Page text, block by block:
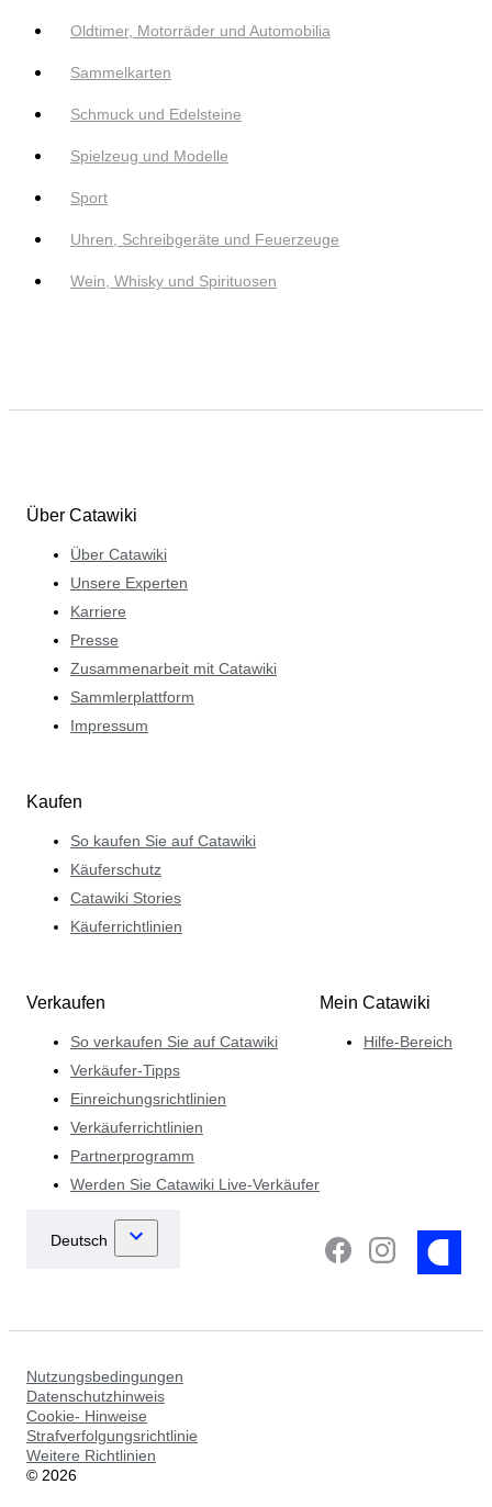
Oldtimer, Motorräder und Automobilia
Sammelkarten
Schmuck und Edelsteine
Spielzeug und Modelle
Sport
Uhren, Schreibgeräte und Feuerzeuge
Wein, Whisky und Spirituosen
Über Catawiki
Über Catawiki
Unsere Experten
Karriere
Presse
Zusammenarbeit mit Catawiki
Sammlerplattform
Impressum
Kaufen
So kaufen Sie auf Catawiki
Käuferschutz
Catawiki Stories
Käuferrichtlinien
Verkaufen
So verkaufen Sie auf Catawiki
Verkäufer-Tipps
Einreichungsrichtlinien
Verkäuferrichtlinien
Partnerprogramm
Werden Sie Catawiki Live-Verkäufer
Mein Catawiki
Hilfe-Bereich
Nutzungsbedingungen
Datenschutzhinweis
Cookie- Hinweise
Strafverfolgungsrichtlinie
Weitere Richtlinien
© 2026